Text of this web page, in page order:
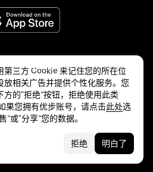
第三方 Cookie 来记住您的所在位
放相关广告并提供个性化服务。您
方的“拒绝”按钮，拒绝使用此类
果您拥有优步账号，请点击此处选
”或“分享”您的数据。
拒绝 明白了